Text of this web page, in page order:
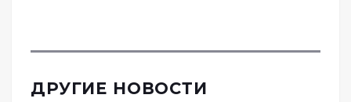
ДРУГИЕ НОВОСТИ